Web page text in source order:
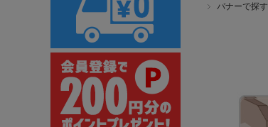
バナーで探す